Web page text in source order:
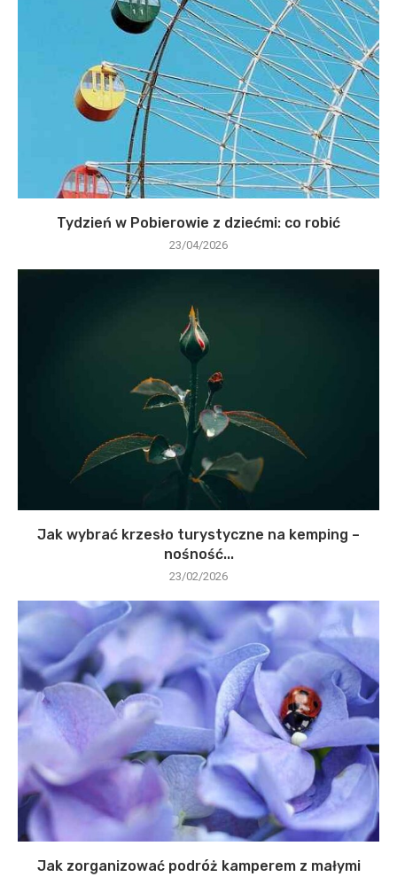
Tydzień w Pobierowie z dziećmi: co robić
23/04/2026
Jak wybrać krzesło turystyczne na kemping –
nośność...
23/02/2026
Jak zorganizować podróż kamperem z małymi